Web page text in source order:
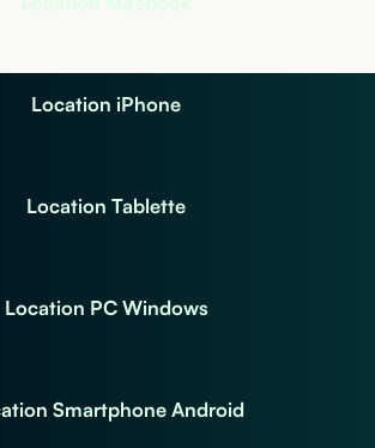
Location iPhone
Location Tablette
Location PC Windows
Smartphone Android